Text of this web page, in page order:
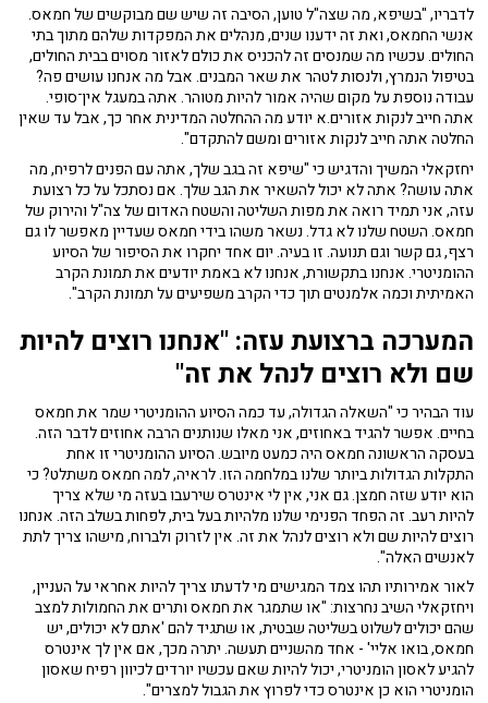
לדבריו, "בשיפא, מה שצה"ל טוען, הסיבה זה שיש שם מבוקשים של חמאס.
אנשי החמאס, ואת זה ידענו שנים, מנהלים את המפקדות שלהם מתוך בתי
החולים. עכשיו מה שמנסים זה להכניס את כולם לאזור מסוים בבית החולים,
בטיפול הנמרץ, ולנסות לטהר את שאר המבנים. אבל מה אנחנו עושים פה?
עבודה נוספת על מקום שהיה אמור להיות מטוהר. אתה במעגל אין־סופי.
אתה חייב לנקות אזורים.א יודע מה ההחלטה המדינית אחר כך, אבל עד שאין
החלטה אתה חייב לנקות אזורים ומשם להתקדם".
יחזקאלי המשיך והדגיש כי "שיפא זה בגב שלך, אתה עם הפנים לרפיח, מה
אתה עושה? אתה לא יכול להשאיר את הגב שלך. אם נסתכל על כל רצועת
עזה, אני תמיד רואה את מפות השליטה והשטח האדום של צה"ל והירוק של
חמאס. השטח שלנו לא גדל. נשאר משהו בידי חמאס שעדיין מאפשר לו גם
רצף, גם קשר וגם תנועה. זו בעיה. יום אחד יחקרו את הסיפור של הסיוע
ההומניטרי. אנחנו בתקשורת, אנחנו לא באמת יודעים את תמונת הקרב
האמיתית וכמה אלמנטים תוך כדי הקרב משפיעים על תמונת הקרב".
המערכה ברצועת עזה: "אנחנו רוצים להיות
שם ולא רוצים לנהל את זה"
עוד הבהיר כי "השאלה הגדולה, עד כמה הסיוע ההומניטרי שמר את חמאס
בחיים. אפשר להגיד באחוזים, אני מאלו שנותנים הרבה אחוזים לדבר הזה.
בעסקה הראשונה חמאס היה כמעט מיובש. הסיוע ההומניטרי זו אחת
התקלות הגדולות ביותר שלנו במלחמה הזו. לראיה, למה חמאס משתלט? כי
הוא יודע שזה חמצן. גם אני, אין לי אינטרס שירעבו בעזה מי שלא צריך
להיות רעב. זה הפחד הפנימי שלנו מלהיות בעל בית, לפחות בשלב הזה. אנחנו
רוצים להיות שם ולא רוצים לנהל את זה. אין לזרוק ולברוח, מישהו צריך לתת
לאנשים האלה".
לאור אמירותיו תהו צמד המגישים מי לדעתו צריך להיות אחראי על העניין,
ויחזקאלי השיב נחרצות: "או שתמגר את חמאס ותרים את החמולות למצב
שהם יכולים לשלוט בשליטה שבטית, או שתגיד להם 'אתם לא יכולים, יש
חמאס, בואו אליי' - אחד מהשניים תעשה. יתרה מכך, אם אין לך אינטרס
להגיע לאסון הומניטרי, יכול להיות שאם עכשיו יורדים לכיוון רפיח שאסון
הומניטרי הוא כן אינטרס כדי לפרוץ את הגבול למצרים".